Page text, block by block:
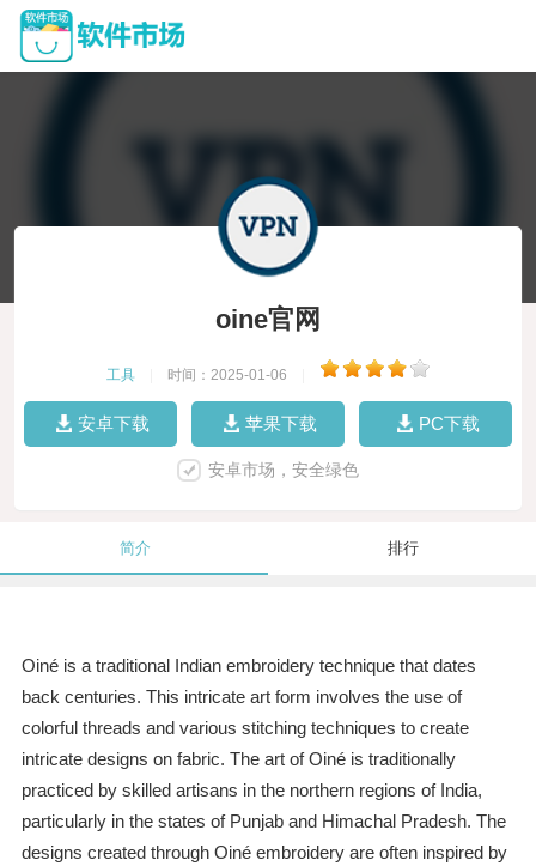
oine官网
工具 时间：2025-01-06
安卓下载 苹果下载 PC下载
安卓市场，安全绿色
简介 排行
Oiné is a traditional Indian embroidery technique that dates
back centuries. This intricate art form involves the use of
colorful threads and various stitching techniques to create
intricate designs on fabric. The art of Oiné is traditionally
practiced by skilled artisans in the northern regions of India,
particularly in the states of Punjab and Himachal Pradesh. The
designs created through Oiné embroidery are often inspired by